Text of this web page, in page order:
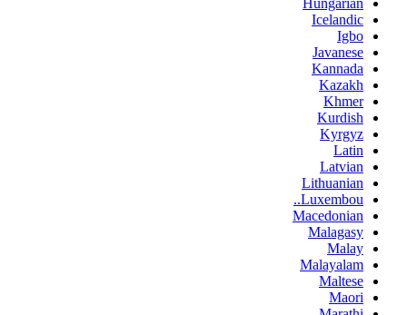
Icelandic
Igbo
Javanese
Kannada
Kazakh
Khmer
Kurdish
Kyrgyz
Latin
Latvian
Lithuanian
Luxembou..
Macedonian
Malagasy
Malay
Malayalam
Maltese
Maori